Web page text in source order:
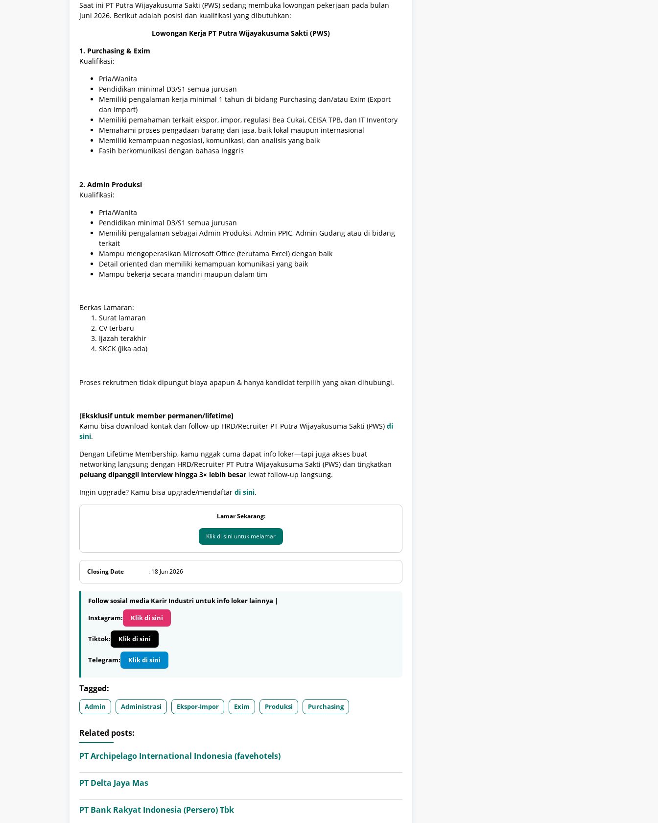
Saat ini PT Putra Wijayakusuma Sakti (PWS) sedang membuka lowongan pekerjaan pada bulan
Juni 2026. Berikut adalah posisi dan kualifikasi yang dibutuhkan:
Lowongan Kerja PT Putra Wijayakusuma Sakti (PWS)
1. Purchasing & Exim
Kualifikasi:
Pria/Wanita
Pendidikan minimal D3/S1 semua jurusan
Memiliki pengalaman kerja minimal 1 tahun di bidang Purchasing dan/atau Exim (Export
dan Import)
Memiliki pemahaman terkait ekspor, impor, regulasi Bea Cukai, CEISA TPB, dan IT Inventory
Memahami proses pengadaan barang dan jasa, baik lokal maupun internasional
Memiliki kemampuan negosiasi, komunikasi, dan analisis yang baik
Fasih berkomunikasi dengan bahasa Inggris
2. Admin Produksi
Kualifikasi:
Pria/Wanita
Pendidikan minimal D3/S1 semua jurusan
Memiliki pengalaman sebagai Admin Produksi, Admin PPIC, Admin Gudang atau di bidang
terkait
Mampu mengoperasikan Microsoft Office (terutama Excel) dengan baik
Detail oriented dan memiliki kemampuan komunikasi yang baik
Mampu bekerja secara mandiri maupun dalam tim
Berkas Lamaran:
Surat lamaran
CV terbaru
Ijazah terakhir
SKCK (jika ada)
Proses rekrutmen tidak dipungut biaya apapun & hanya kandidat terpilih yang akan dihubungi.
[Eksklusif untuk member permanen/lifetime]
Kamu bisa download kontak dan follow-up HRD/Recruiter PT Putra Wijayakusuma Sakti (PWS) di
sini.
Dengan Lifetime Membership, kamu nggak cuma dapat info loker—tapi juga akses buat
networking langsung dengan HRD/Recruiter PT Putra Wijayakusuma Sakti (PWS) dan tingkatkan
peluang dipanggil interview hingga 3× lebih besar lewat follow-up langsung.
Ingin upgrade? Kamu bisa upgrade/mendaftar di sini.
Lamar Sekarang:
Klik di sini untuk melamar
Closing Date : 18 Jun 2026
Follow sosial media Karir Industri untuk info loker lainnya |
Instagram:
Klik di sini
Tiktok: Klik di sini
Telegram: Klik di sini
Tagged:
Admin Administrasi Ekspor-Impor Exim Produksi Purchasing
Related posts:
PT Archipelago International Indonesia (favehotels)
PT Delta Jaya Mas
PT Bank Rakyat Indonesia (Persero) Tbk